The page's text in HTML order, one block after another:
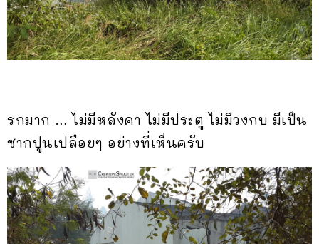
รกมาก … ไม่มีหลังคา ไม่มีประตู ไม่มีวงกบ มีเป็น
ซากปูนเปลือยๆ อย่างที่เห็นครับ